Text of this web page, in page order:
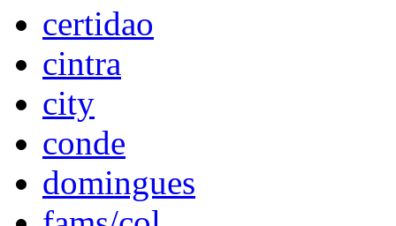
certidao
cintra
city
conde
domingues